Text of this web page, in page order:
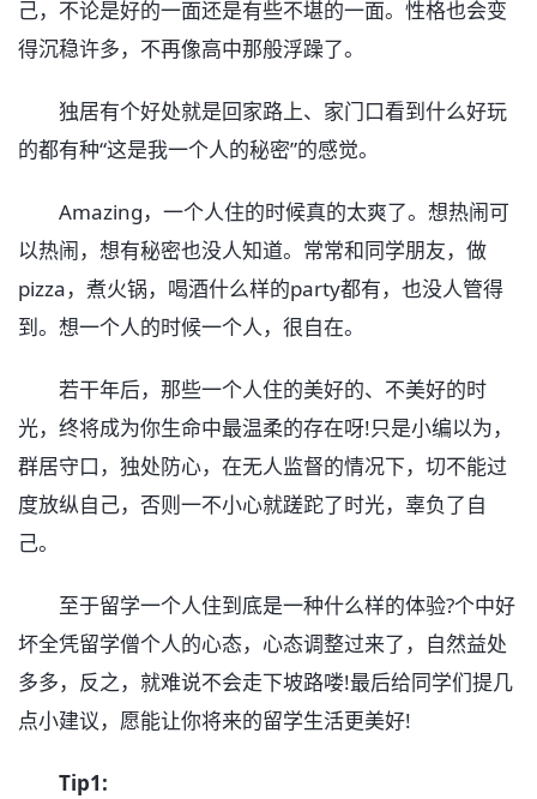
己，不论是好的一面还是有些不堪的一面。性格也会变
得沉稳许多，不再像高中那般浮躁了。
独居有个好处就是回家路上、家门口看到什么好玩
的都有种“这是我一个人的秘密”的感觉。
Amazing，一个人住的时候真的太爽了。想热闹可
以热闹，想有秘密也没人知道。常常和同学朋友，做
pizza，煮火锅，喝酒什么样的party都有，也没人管得
到。想一个人的时候一个人，很自在。
若干年后，那些一个人住的美好的、不美好的时
光，终将成为你生命中最温柔的存在呀!只是小编以为，
群居守口，独处防心，在无人监督的情况下，切不能过
度放纵自己，否则一不小心就蹉跎了时光，辜负了自
己。
至于留学一个人住到底是一种什么样的体验?个中好
坏全凭留学僧个人的心态，心态调整过来了，自然益处
多多，反之，就难说不会走下坡路喽!最后给同学们提几
点小建议，愿能让你将来的留学生活更美好!
Tip1: